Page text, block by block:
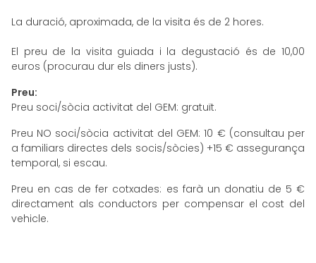
La duració, aproximada, de la visita és de 2 hores.
El preu de la visita guiada i la degustació és de 10,00
euros (procurau dur els diners justs).
Preu:
Preu soci/sòcia activitat del GEM: gratuït.
Preu NO soci/sòcia activitat del GEM: 10 € (consultau per
a familiars directes dels socis/sòcies) +15 € assegurança
temporal, si escau.
Preu en cas de fer cotxades: es farà un donatiu de 5 €
directament als conductors per compensar el cost del
vehicle.